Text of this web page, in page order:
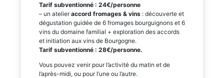
Tarif subventionné : 24€/personne
– un atelieraccord fromages & vins : découverte et
dégustation guidée de 6 fromages bourguignons et 6
vins du domaine familial + exploration des accords
et initiation aux vins de Bourgogne.
Tarif subventionné : 28€/personne.
Vous pouvez venir pour l’activité du matin et de
l’après-midi, ou pour l’une ou l’autre.